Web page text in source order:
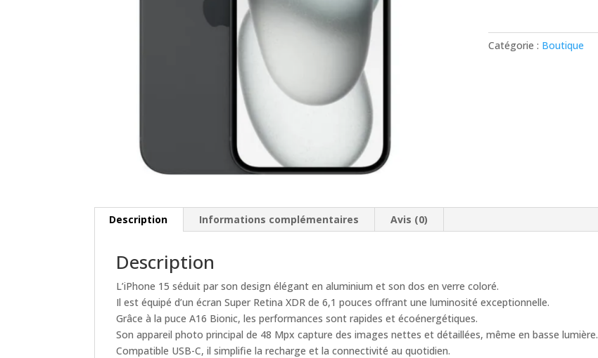
garantie
Catégorie : Boutique
Description Informations complémentaires Avis (0)
Description
L’iPhone 15 séduit par son design élégant en aluminium et son dos en verre coloré.
Il est équipé d’un écran Super Retina XDR de 6,1 pouces offrant une luminosité exceptionnelle.
Grâce à la puce A16 Bionic, les performances sont rapides et écoénergétiques.
Son appareil photo principal de 48 Mpx capture des images nettes et détaillées, même en basse lumière.
Compatible USB-C, il simplifie la recharge et la connectivité au quotidien.